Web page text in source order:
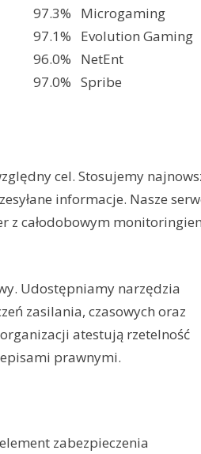
97.3%
Microgaming
97.1%
Evolution Gaming
96.0%
NetEnt
97.0% Spribe
cel. Stosujemy
informacje. Nasze
z całodobowym
Udostępniamy narzędzia
zasilania, czasowych oraz
atestują rzetelność
prawnymi.
zabezpieczenia